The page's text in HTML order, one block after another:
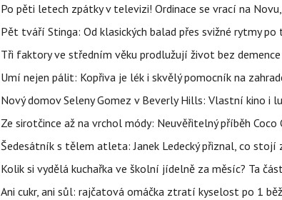
Po pěti letech zpátky v televizi! Ordinace se vrací na
Pět tváří Stinga: Od klasických balad přes svižné rytmy
Tři faktory ve středním věku prodlužují život bez
Umí nejen pálit: Kopřiva je lék i skvělý pomocník na
Nový domov Seleny Gomez v Beverly Hills: Vlastní kino i
Ze sirotčince až na vrchol módy: Neuvěřitelný příběh Coco
Šedesátník s tělem atleta: Janek Ledecký přiznal, co
Kolik si vydělá kuchařka ve školní jídelně za měsíc? Ta
Ani cukr, ani sůl: rajčatová omáčka ztratí kyselost po 1